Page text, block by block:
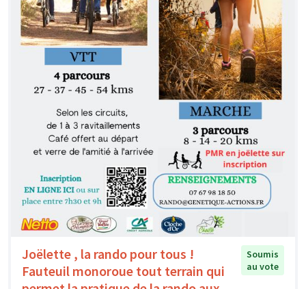
Joëlette , la rando pour tous !
Fauteuil monoroue tout terrain qui
Soumis
au vote